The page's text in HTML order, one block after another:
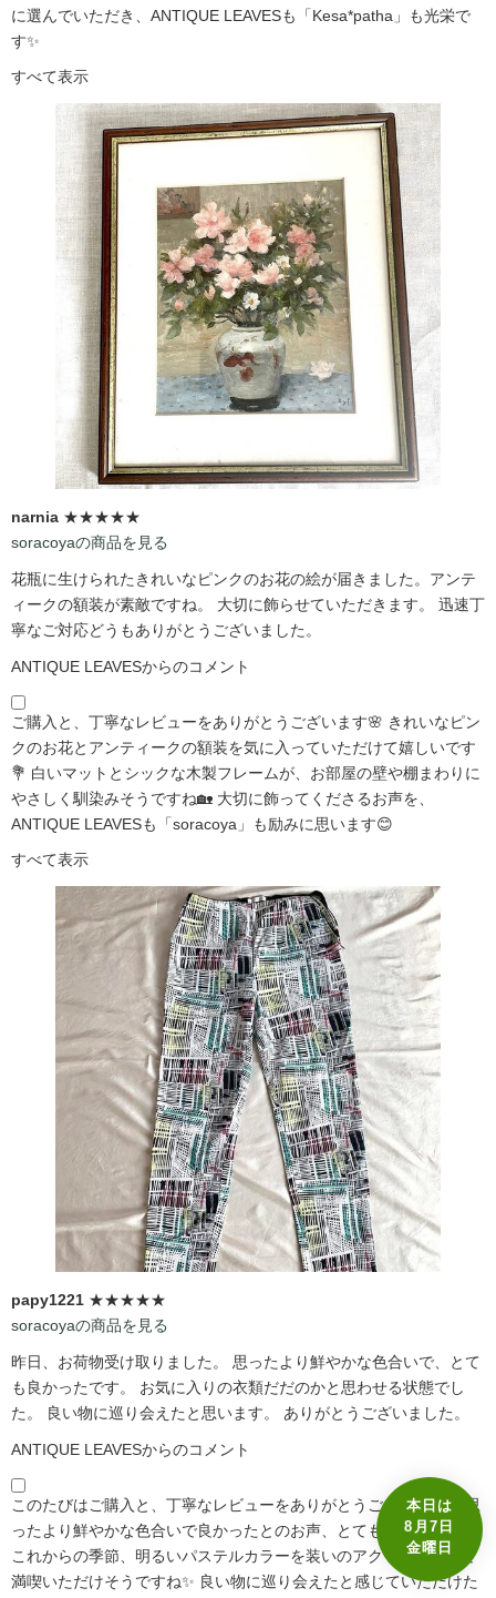
本日は
8月7日
金曜日
に選んでいただき、ANTIQUE LEAVESも「Kesa*patha」も光栄で
す✨
すべて表示
narnia ★★★★★
soracoyaの商品を見る
花瓶に生けられたきれいなピンクのお花の絵が届きました。アンテ
ィークの額装が素敵ですね。 大切に飾らせていただきます。 迅速丁
寧なご対応どうもありがとうございました。
ANTIQUE LEAVESからのコメント
ご購入と、丁寧なレビューをありがとうございます🌸 きれいなピン
クのお花とアンティークの額装を気に入っていただけて嬉しいです
💐 白いマットとシックな木製フレームが、お部屋の壁や棚まわりに
やさしく馴染みそうですね🏡 大切に飾ってくださるお声を、
ANTIQUE LEAVESも「soracoya」も励みに思います😊
すべて表示
papy1221 ★★★★★
soracoyaの商品を見る
昨日、お荷物受け取りました。 思ったより鮮やかな色合いで、とて
も良かったです。 お気に入りの衣類だだのかと思わせる状態でし
た。 良い物に巡り会えたと思います。 ありがとうございました。
ANTIQUE LEAVESからのコメント
このたびはご購入と、丁寧なレビューをありがとうございます☺️ 思
ったより鮮やかな色合いで良かったとのお声、とても嬉しいです🩷
これからの季節、明るいパステルカラーを装いのアクセントとして
満喫いただけそうですね✨ 良い物に巡り会えたと感じていただけた